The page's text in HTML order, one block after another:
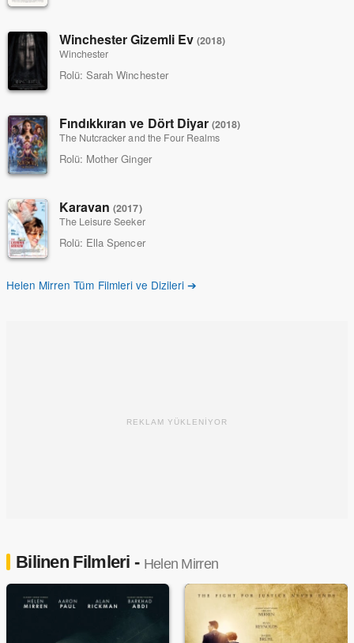
Winchester Gizemli Ev (2018)
Winchester
Rolü: Sarah Winchester
Fındıkkıran ve Dört Diyar (2018)
The Nutcracker and the Four Realms
Rolü: Mother Ginger
Karavan(2017)
The Leisure Seeker
Rolü: Ella Spencer
Helen Mirren Tüm Filmleri ve Dizileri ➔
REKLAM YÜKLENİYOR
Bilinen Filmleri - Helen Mirren